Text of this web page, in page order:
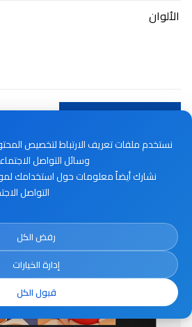
الألوان
نستخدم ملفات تعريف الارتباط لتخصيص
وسائل التواصل
نشارك أيضاً معلومات حول استخدامك
التواصل
رفض الكل
إدارة الخيارات
قبول الكل